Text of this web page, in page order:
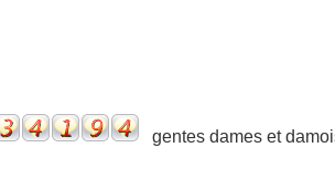
gentes dames et